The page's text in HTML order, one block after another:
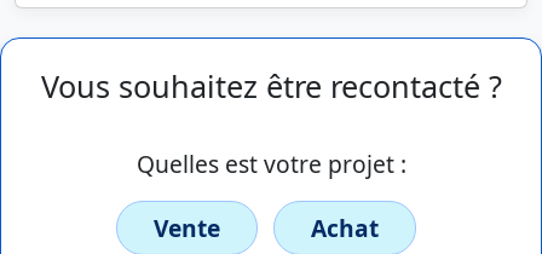
Vous souhaitez être recontacté ?
Quelles est votre projet :
Vente
Achat